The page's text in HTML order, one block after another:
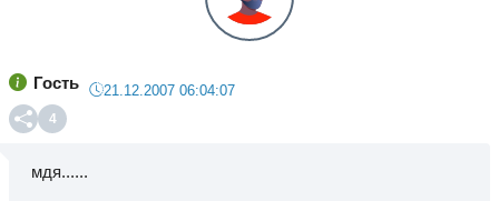
Гость 21.12.2007 06:04:07
4
мдя......